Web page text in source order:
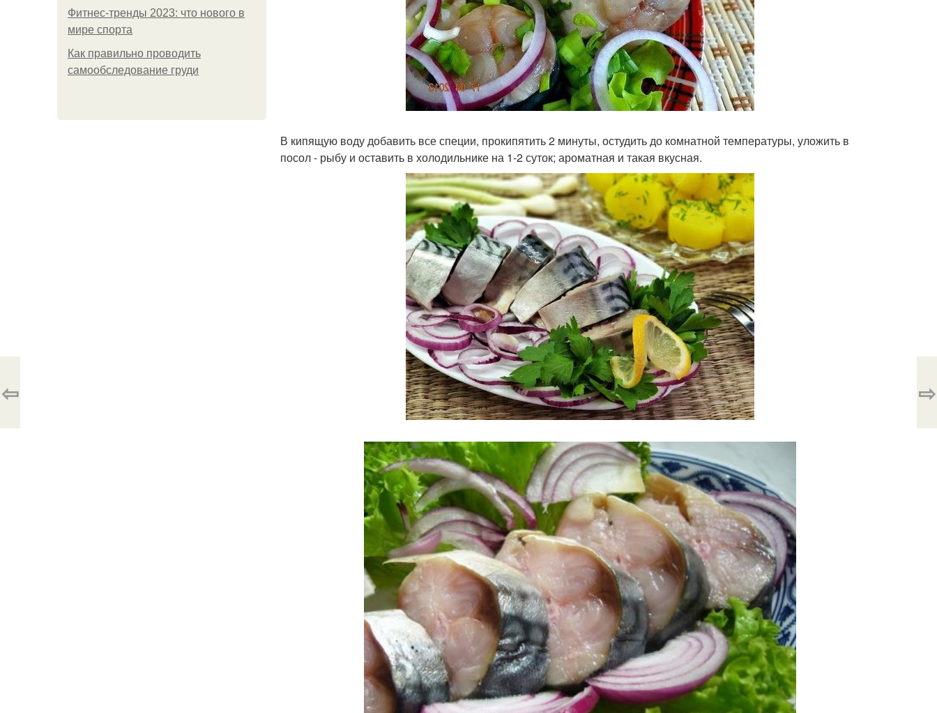
Фитнес-тренды 2023: что нового в
мире спорта
Как правильно проводить
самообследование груди
В кипящую воду добавить все специи, прокипятить 2 минуты, остудить до комнатной температуры, уложить в
посол - рыбу и оставить в холодильнике на 1-2 суток; ароматная и такая вкусная.
⇦ ⇨